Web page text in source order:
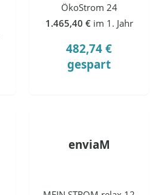
ÖkoStrom 24
1.465,40 € im 1. Jahr
482,74 €
gespart
enviaM